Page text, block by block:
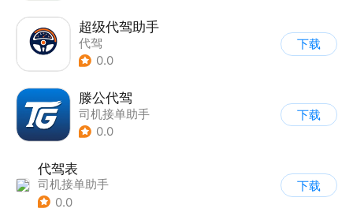
超级代驾助手
代驾
0.0
下载
滕公代驾
司机接单助手
0.0
下载
代驾表
司机接单助手
0.0
下载